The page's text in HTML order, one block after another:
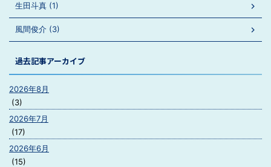
生田斗真 (1)
風間俊介 (3)
過去記事アーカイブ
2026年8月
(3)
2026年7月
(17)
2026年6月
(15)